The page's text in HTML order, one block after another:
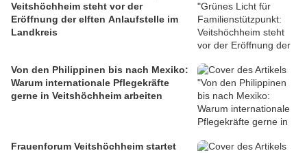
Veitshöchheim steht vor der
Eröffnung der elften Anlaufstelle im
Landkreis
Von den Philippinen bis nach Mexiko:
Warum internationale Pflegekräfte
gerne in Veitshöchheim arbeiten
Frauenforum Veitshöchheim startet